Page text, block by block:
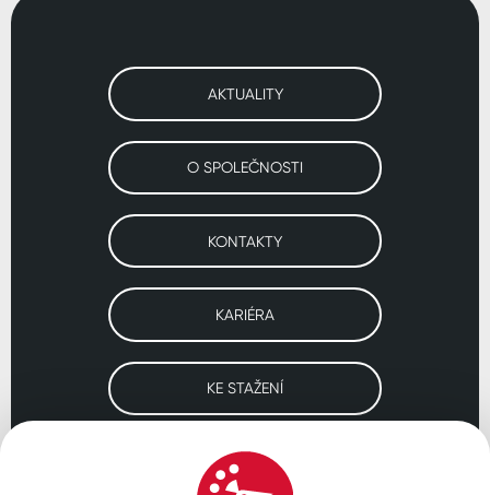
AKTUALITY
O SPOLEČNOSTI
KONTAKTY
KARIÉRA
KE STAŽENÍ
Navštivte naše pobočky